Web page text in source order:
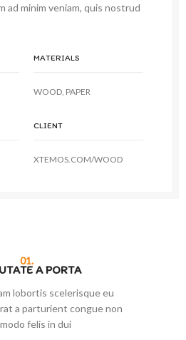
ad minim veniam, quis nostrud
MATERIALS
WOOD, PAPER
CLIENT
XTEMOS.COM/WOOD
01.
A PORTA
lobortis scelerisque eu
a parturient congue non
felis in dui